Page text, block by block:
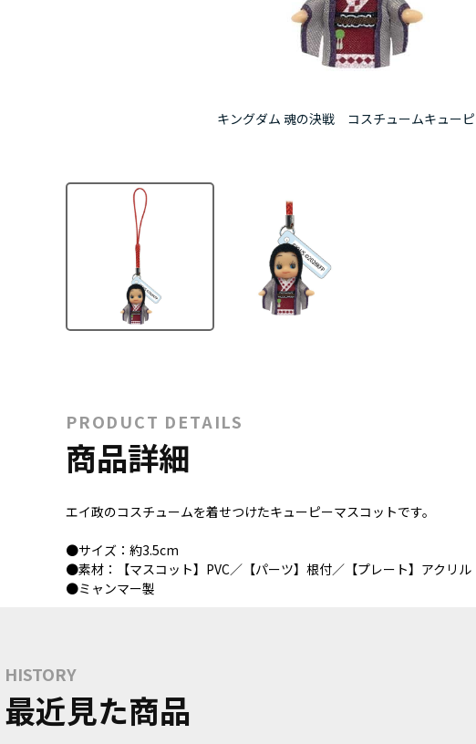
キングダム 魂の決戦 コスチュームキュー
PRODUCT DETAILS
商品詳細
エイ政のコスチュームを着せつけたキューピーマスコットです。
●サイズ：約3.5cm
●素材：【マスコット】PVC／【パーツ】根付／【プレート】アクリル
●ミャンマー製
HISTORY
最近見た商品